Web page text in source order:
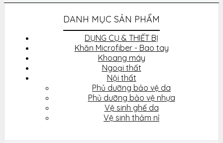
DANH MỤC SẢN PHẨM
DỤNG CỤ & THIẾT BỊ
Khăn Microfiber - Bao tay
Khoang máy
Ngoại thất
Nội thất
Phủ dưỡng bảo vệ da
Phủ dưỡng bảo vệ nhựa
Vệ sinh ghế da
Vệ sinh thảm nỉ